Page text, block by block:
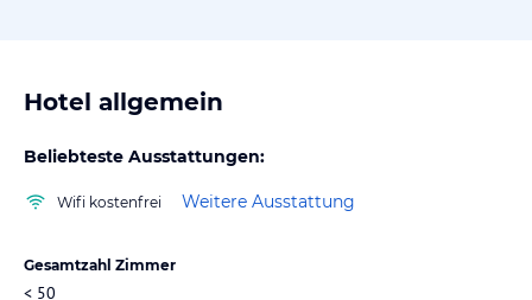
Hotel allgemein
Beliebteste Ausstattungen:
Wifi kostenfrei Weitere Ausstattung
Gesamtzahl Zimmer
< 50